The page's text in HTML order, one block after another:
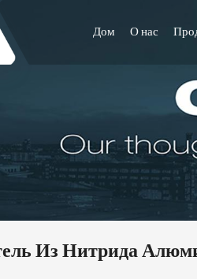
Дом О нас
Из Нитрида